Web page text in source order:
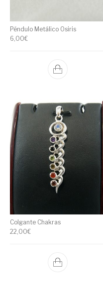
Péndulo Metálico Osiris
6,00€
Colgante Chakras
22,00€